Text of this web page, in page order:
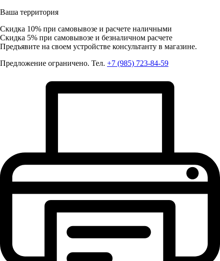
Ваша территория
Скидка 10% при самовывозе и расчете наличными
Скидка 5% при самовывозе и безналичном расчете
Предъявите на своем устройстве консультанту в магазине.
Предложение ограничено. Тел. +7 (985) 723-84-59